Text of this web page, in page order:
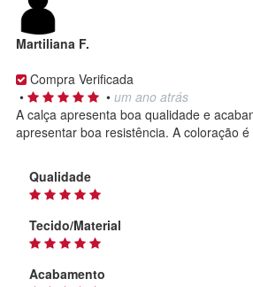
Martiliana F.
Compra Verificada
•
• um ano atrás
A calça apresenta boa qualidade e
apresentar boa resistência. A coloração é
Qualidade
Tecido/Material
Acabamento